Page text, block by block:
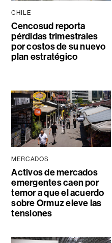
CHILE
Cencosud reporta
pérdidas trimestrales
por costos de su nuevo
plan estratégico
MERCADOS
Activos de mercados
emergentes caen por
temor a que el acuerdo
sobre Ormuz eleve las
tensiones